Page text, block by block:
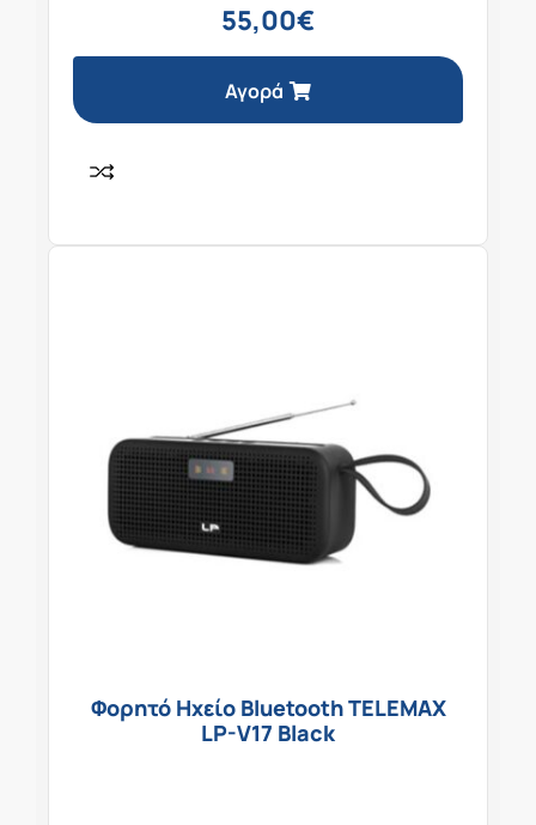
55,00€
Αγορά
Φορητό Ηχείο Bluetooth TELEMAX
LP-V17 Black